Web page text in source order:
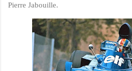
Pierre Jabouille.